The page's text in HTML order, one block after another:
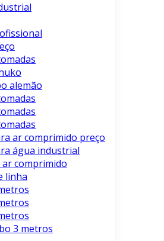
alemão
ar comprimido preço
água industrial
comprimido
linha
3 metros